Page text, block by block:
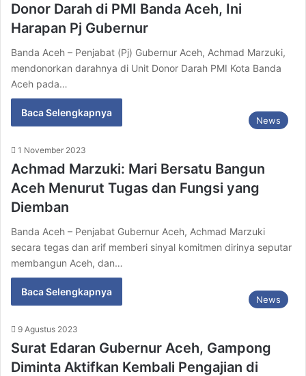
Donor Darah di PMI Banda Aceh, Ini
Harapan Pj Gubernur
Banda Aceh – Penjabat (Pj) Gubernur Aceh, Achmad Marzuki,
mendonorkan darahnya di Unit Donor Darah PMI Kota Banda
Aceh pada…
Baca Selengkapnya
News
1 November 2023
Achmad Marzuki: Mari Bersatu Bangun
Aceh Menurut Tugas dan Fungsi yang
Diemban
Banda Aceh – Penjabat Gubernur Aceh, Achmad Marzuki
secara tegas dan arif memberi sinyal komitmen dirinya seputar
membangun Aceh, dan…
Baca Selengkapnya
News
9 Agustus 2023
Surat Edaran Gubernur Aceh, Gampong
Diminta Aktifkan Kembali Pengajian di